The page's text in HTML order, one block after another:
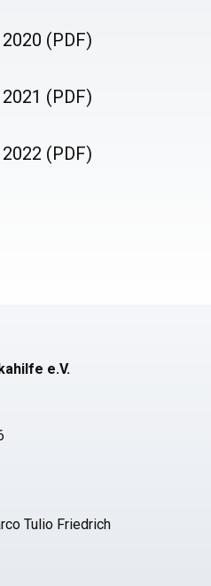
(PDF)
(PDF)
(PDF)
e.V.
Tulio Friedrich